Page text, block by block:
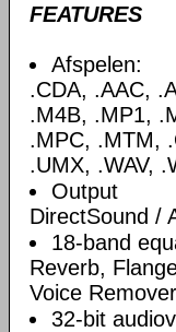
FEATURES
Afspelen:
.CDA, .AAC,
.M4B, .MP1,
.MPC, .MTM,
.UMX, .WAV,
Output
DirectSound /
18-band
Reverb,
Voice Remover
32-bit